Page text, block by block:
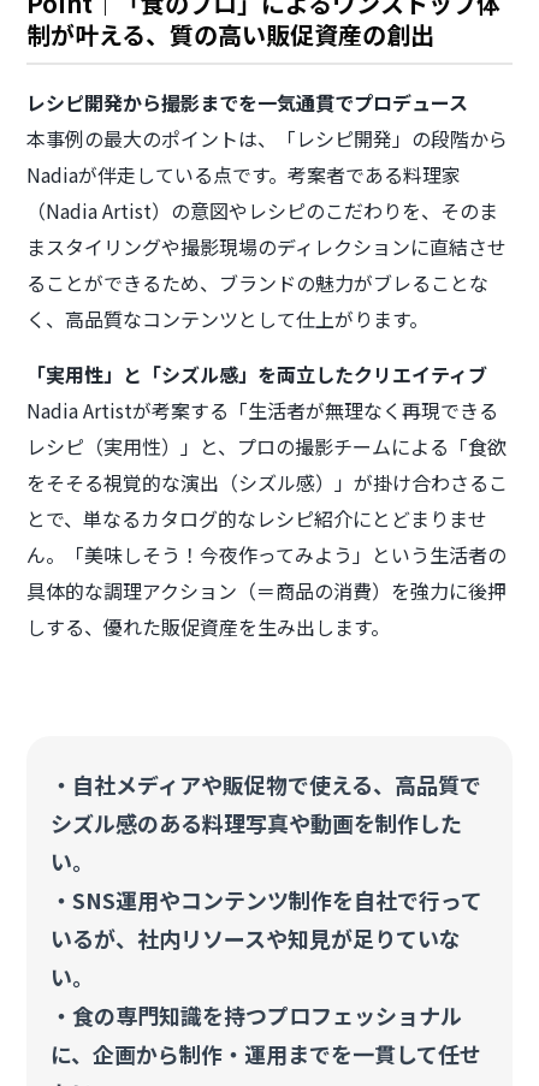
制が叶える、質の高い販促資産の創出
レシピ開発から撮影までを一気通貫でプロデュース
本事例の最大のポイントは、「レシピ開発」の段階から
Nadiaが伴走している点です。考案者である料理家
（Nadia Artist）の意図やレシピのこだわりを、そのま
まスタイリングや撮影現場のディレクションに直結させ
ることができるため、ブランドの魅力がブレることな
く、高品質なコンテンツとして仕上がります。
「実用性」と「シズル感」を両立したクリエイティブ
Nadia Artistが考案する「生活者が無理なく再現できる
レシピ（実用性）」と、プロの撮影チームによる「食欲
をそそる視覚的な演出（シズル感）」が掛け合わさるこ
とで、単なるカタログ的なレシピ紹介にとどまりませ
ん。「美味しそう！今夜作ってみよう」という生活者の
具体的な調理アクション（＝商品の消費）を強力に後押
しする、優れた販促資産を生み出します。
・自社メディアや販促物で使える、高品質で
シズル感のある料理写真や動画を制作した
い。
・SNS運用やコンテンツ制作を自社で行って
いるが、社内リソースや知見が足りていな
い。
・食の専門知識を持つプロフェッショナル
に、企画から制作・運用までを一貫して任せ